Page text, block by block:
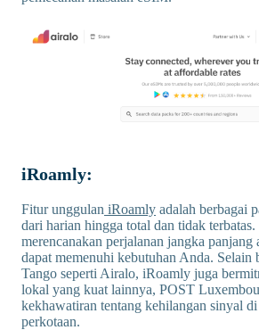
iRoamly:
Fitur unggulan iRoamly adalah berbagai
dari harian hingga total dan tidak
merencanakan perjalanan jangka
dapat memenuhi kebutuhan Anda. Selain
Tango seperti Airalo, iRoamly juga
lokal yang kuat lainnya, POST
kekhawatiran tentang kehilangan sinyal di
perkotaan.